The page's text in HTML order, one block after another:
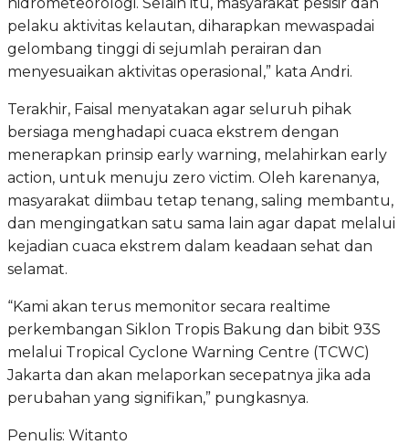
pelaku aktivitas kelautan, diharapkan mewaspadai
gelombang tinggi di sejumlah perairan dan
menyesuaikan aktivitas operasional,” kata Andri.
Terakhir, Faisal menyatakan agar seluruh pihak
bersiaga menghadapi cuaca ekstrem dengan
menerapkan prinsip early warning, melahirkan early
action, untuk menuju zero victim. Oleh karenanya,
masyarakat diimbau tetap tenang, saling membantu,
dan mengingatkan satu sama lain agar dapat melalui
kejadian cuaca ekstrem dalam keadaan sehat dan
selamat.
“Kami akan terus memonitor secara realtime
perkembangan Siklon Tropis Bakung dan bibit 93S
melalui Tropical Cyclone Warning Centre (TCWC)
Jakarta dan akan melaporkan secepatnya jika ada
perubahan yang signifikan,” pungkasnya.
Penulis: Witanto